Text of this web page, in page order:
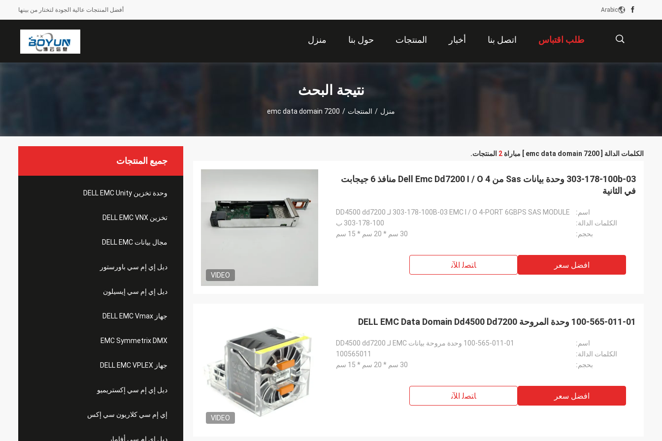
أفضل المنتجات عالية الجودة لتختار من بينها Arabic
منزل حول بنا المنتجات أخبار اتصل بنا طلب اقتباس
نتيجة البحث
منزل / المنتجات /
emc data domain 7200
جميع المنتجات
وحدة تخزين DELL EMC Unity
تخزين DELL EMC VNX
مجال بيانات DELL EMC
ديل إي إم سي باورستور
ديل إي إم سي إيسيلون
جهاز DELL EMC Vmax
EMC Symmetrix DMX
جهاز DELL EMC VPLEX
ديل إي إم سي إكستريميو
إي إم سي كلاريون سي إكس
ديل إي إم سي أفامار
الكلمات الدالة [ emc data domain 7200 ] مباراة 2 المنتجات.
VIDEO
303-178-100b-03 وحدة بيانات Sas من Dell Emc Dd7200 I / O 4 منافذ 6 جيجابت
في الثانية
اسم:
303-178-100B-03 EMC I / O 4-PORT 6GBPS SAS MODULE لـ DD4500 dd7200
الكلمات الدالة:
303-178-100 ب
بحجم:
30 سم * 20 سم * 15 سم
افضل سعر ﺎﺘﺼﻟ ﺍﻶﻧ
VIDEO
100-565-011-01 وحدة المروحة DELL EMC Data Domain Dd4500 Dd7200
اسم:
100-565-011-01 وحدة مروحة بيانات EMC لـ DD4500 dd7200
الكلمات الدالة:
100565011
بحجم:
30 سم * 20 سم * 15 سم
افضل سعر ﺎﺘﺼﻟ ﺍﻶﻧ